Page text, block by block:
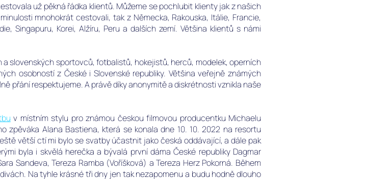
už pěkná řádka klientů. Můžeme se pochlubit klienty jak z našich
mnohokrát cestovali, tak z Německa, Rakouska, Itálie, Francie,
Singapuru, Korei, Alžíru, Peru a dalších zemí. Většina klientů s námi
slovenských sportovců, fotbalistů, hokejistů, herců, modelek, operních
osobností z České i Slovenské republiky. Většina veřejně známých
přání respektujeme.A právě díky anonymitě a diskrétnosti vznikla naše
v místním stylu pro známou českou filmovou producentku Michaelu
zpěváka Alana Bastiena, která se konala dne 10. 10. 2022 na resortu
větší ctí mi bylo se svatby účastnit jako česká oddávající, a dále pak
byla i skvělá herečka a bývalá první dáma České republiky Dagmar
Sandeva, Tereza Ramba (Voříšková) a Tereza Herz Pokorná. Během
Na tyhle krásné tři dny jen tak nezapomenu a budu hodně dlouho